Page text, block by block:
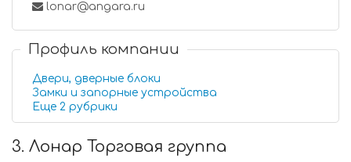
lonar@angara.ru
Профиль компании
Двери, дверные блоки
Замки и запорные устройства
Еще 2 рубрики
3. Лонар Торговая группа